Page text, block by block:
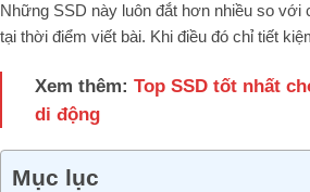
Những SSD này luôn đắt hơn nhiều so với
tại thời điểm viết bài. Khi điều đó chỉ tiết
Xem thêm: Top SSD tốt nhất
di động
Mục lục